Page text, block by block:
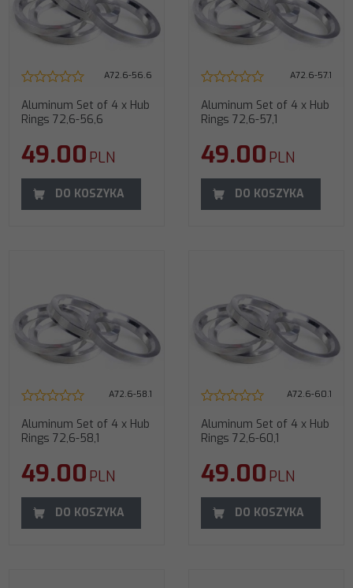
A72.6-56.6
Aluminum Set of 4 x Hub
Rings 72,6-56,6
49.00 PLN
DO KOSZYKA
A72.6-57.1
Aluminum Set of 4 x Hub
Rings 72,6-57,1
49.00 PLN
DO KOSZYKA
A72.6-58.1
Aluminum Set of 4 x Hub
Rings 72,6-58,1
49.00 PLN
DO KOSZYKA
A72.6-60.1
Aluminum Set of 4 x Hub
Rings 72,6-60,1
49.00 PLN
DO KOSZYKA